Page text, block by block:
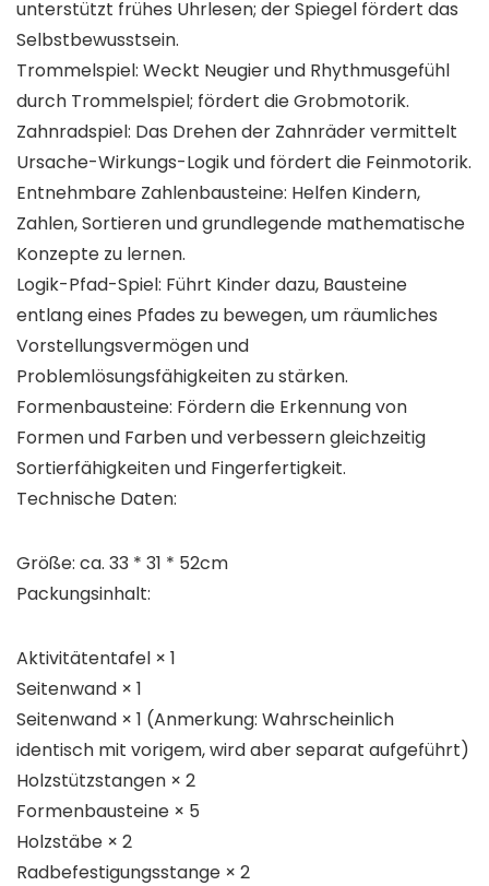
unterstützt frühes Uhrlesen; der Spiegel fördert das
Selbstbewusstsein.
Trommelspiel: Weckt Neugier und Rhythmusgefühl
durch Trommelspiel; fördert die Grobmotorik.
Zahnradspiel: Das Drehen der Zahnräder vermittelt
Ursache-Wirkungs-Logik und fördert die Feinmotorik.
Entnehmbare Zahlenbausteine: Helfen Kindern,
Zahlen, Sortieren und grundlegende mathematische
Konzepte zu lernen.
Logik-Pfad-Spiel: Führt Kinder dazu, Bausteine
entlang eines Pfades zu bewegen, um räumliches
Vorstellungsvermögen und
Problemlösungsfähigkeiten zu stärken.
Formenbausteine: Fördern die Erkennung von
Formen und Farben und verbessern gleichzeitig
Sortierfähigkeiten und Fingerfertigkeit.
Technische Daten:
Größe: ca. 33 * 31 * 52cm
Packungsinhalt:
Aktivitätentafel × 1
Seitenwand × 1
Seitenwand × 1 (Anmerkung: Wahrscheinlich
identisch mit vorigem, wird aber separat aufgeführt)
Holzstützstangen × 2
Formenbausteine × 5
Holzstäbe × 2
Radbefestigungsstange × 2